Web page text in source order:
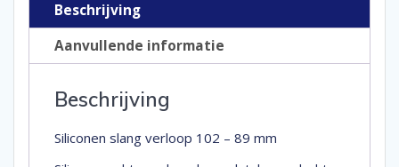
Beschrijving
Aanvullende informatie
Beschrijving
Siliconen slang verloop 102 – 89 mm